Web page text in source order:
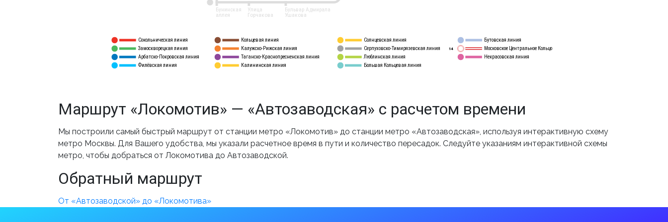
Сокольническая линия
Замоскворецкая линия
Арбатско-Покровская линия
Филёвская линия
Кольцевая линия
Калужско-Рижская линия
Таганско-Краснопресненская линия
Калининская линия
Солнцевская линия
Серпуховско-Тимирязевская линия
Люблинская линия
Бутовская линия
Московское Центральное Кольцо
Большая Кольцевая линия
Некрасовская линия
14
Бульвар Адмирала
Ушакова
Улица
Горчакова
Бунинская
аллея
Маршрут «Локомотив» — «Автозаводская» с расчетом времени
Мы построили самый быстрый маршрут от станции метро «Локомотив» до станции метро «Автозаводская», используя интерактивную схему
метро Москвы. Для Вашего удобства, мы указали расчетное время в пути и количество пересадок. Следуйте указаниям интерактивной схемы
метро, чтобы добраться от Локомотива до Автозаводской.
Обратный маршрут
От «Автозаводской» до «Локомотива»